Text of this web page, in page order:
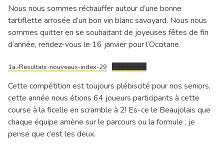
Nous nous sommes réchauffer autour d’une bonne
tartiflette arrosée d’un bon vin blanc savoyard. Nous nous
sommes quitter en se souhaitant de joyeuses fêtes de fin
d’année, rendez-vous le 16 janvier pour l’Occitane.
1a.-Resultats-nouveaux-index-29 Télécharger
Cette compétition est toujours plébiscité pour nos seniors,
cette année nous étions 64 joueurs participants à cette
course à la ficelle en scramble à 2! Es-ce le Beaujolais que
chaque équipe amène sur le parcours ou la formule ; je
pense que c’est les deux.